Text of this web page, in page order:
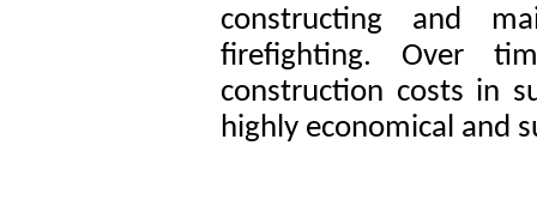
constructing and
firefighting. Over
construction costs in
highly economical and